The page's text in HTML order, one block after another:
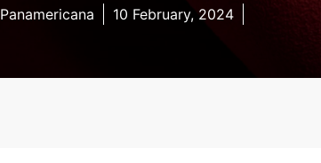
Panamericana 10 February, 2024